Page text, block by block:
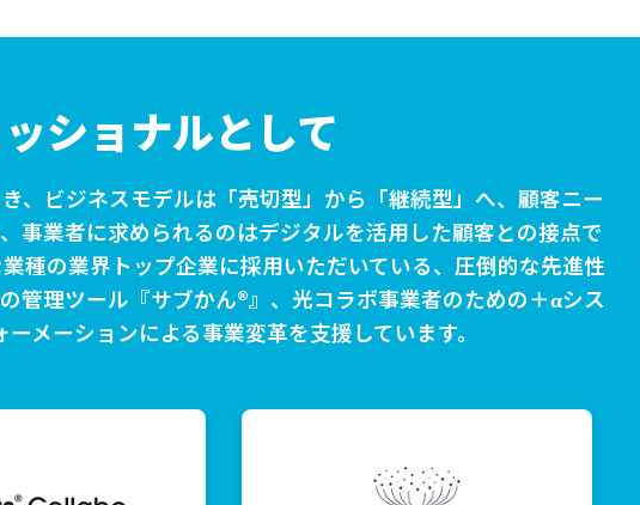
ショナルとして
ビジネスモデルは「売切型」から「継続型」へ、顧客ニー
事業者に求められるのはデジタルを活用した顧客との接点で
種の業界トップ企業に採用いただいている、圧倒的な先進性
管理ツール『サブかん®』、光コラボ事業者のための＋αシス
メーションによる事業変革を支援しています。